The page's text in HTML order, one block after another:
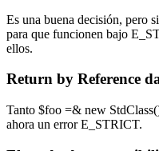
Es una buena decisión, pero
para que funcionen bajo
ellos.
Return by Reference
Tanto $foo =& new
ahora un error E_STRICT.